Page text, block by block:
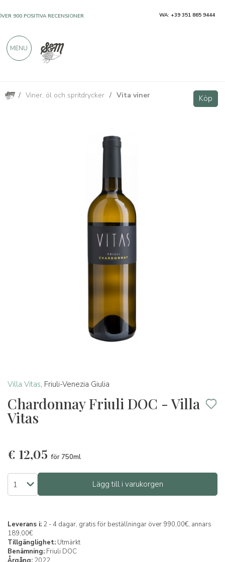
/ Viner, öl och spritdrycker / Vita viner Köp
Villa Vitas, Friuli-Venezia Giulia
Chardonnay Friuli DOC - Villa
Vitas
€ 12,05 för 750ml
Lägg till i varukorgen
Leverans i: 2 - 4 dagar, gratis för beställningar över 990,00€, annars
189,00€
Tillgänglighet: Utmärkt
Benämning: Friuli DOC
Chardonnay Friuli DOC - Villa Vitas Köp
900 POSITIVA RECENSIONER WA: +39 351 865 9444
MENU